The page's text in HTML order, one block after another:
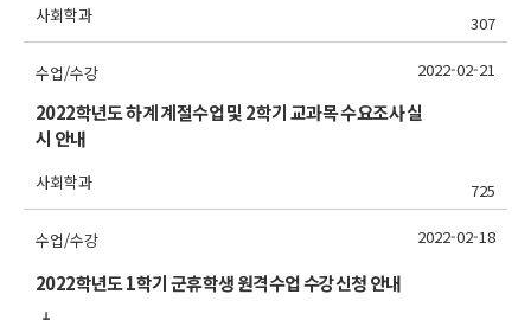
사회학과 307
수업/수강
2022학년도 하계 계절수업 및 2학기 교과목 수요조사 실
시 안내
사회학과 725
2022-02-21
수업/수강
2022학년도 1학기 군휴학생 원격수업 수강신청 안내
2022-02-18